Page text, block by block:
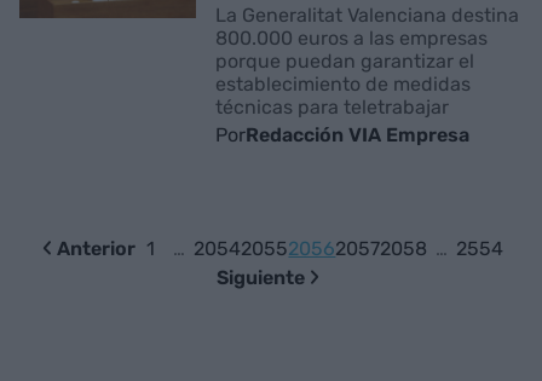
La Generalitat Valenciana destina
800.000 euros a las empresas
porque puedan garantizar el
establecimiento de medidas
técnicas para teletrabajar
PorRedacción VIA Empresa
Anterior 1 … 20542055205620572058 … 2554
Siguiente